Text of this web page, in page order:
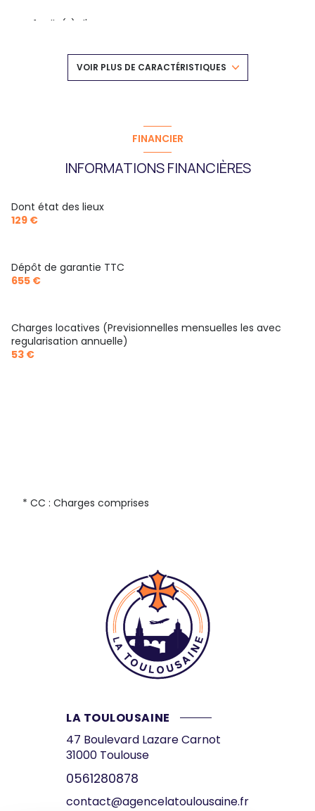
1 salle(s) d'eau
construit en 1900
Chauffage individuel : chaudière (gaz de ville)
exposition Ouest
2ème étage
ascenseur
quartier Hyper Centre, Saint-Georges
VOIR PLUS DE CARACTÉRISTIQUES
FINANCIER
INFORMATIONS FINANCIÈRES
Dont état des lieux
129 €
Dépôt de garantie TTC
655 €
Charges locatives (Previsionnelles mensuelles les avec
regularisation annuelle)
53 €
* CC : Charges comprises
LA TOULOUSAINE
47 Boulevard Lazare Carnot
31000 Toulouse
0561280878
contact@agencelatoulousaine.fr